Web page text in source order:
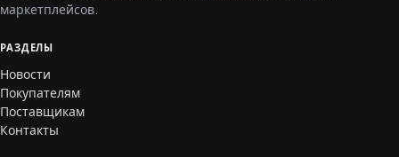
маркетплейсов.
РАЗДЕЛЫ
Новости
Покупателям
Поставщикам
Контакты